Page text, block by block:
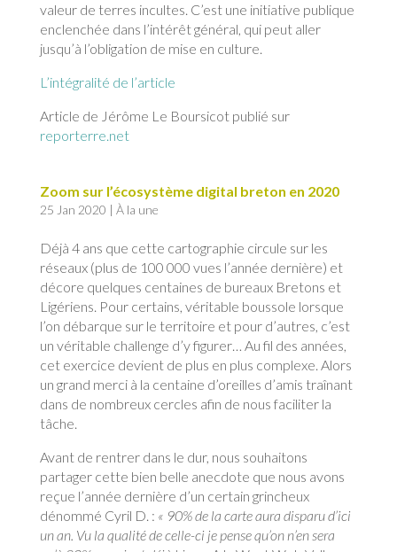
valeur de terres incultes. C’est une initiative publique
enclenchée dans l’intérêt général, qui peut aller
jusqu’à l’obligation de mise en culture.
L’intégralité de l’article
Article de Jérôme Le Boursicot publié sur
reporterre.net
Zoom sur l’écosystème digital breton en 2020
25 Jan 2020 | À la une
Déjà 4 ans que cette cartographie circule sur les
réseaux (plus de 100 000 vues l’année dernière) et
décore quelques centaines de bureaux Bretons et
Ligériens. Pour certains, véritable boussole lorsque
l’on débarque sur le territoire et pour d’autres, c’est
un véritable challenge d’y figurer… Au fil des années,
cet exercice devient de plus en plus complexe. Alors
un grand merci à la centaine d’oreilles d’amis traînant
dans de nombreux cercles afin de nous faciliter la
tâche.
Avant de rentrer dans le dur, nous souhaitons
partager cette bien belle anecdote que nous avons
reçue l’année dernière d’un certain grincheux
dénommé Cyril D. : « 90% de la carte aura disparu d’ici
un an. Vu la qualité de celle-ci je pense qu’on n’en sera